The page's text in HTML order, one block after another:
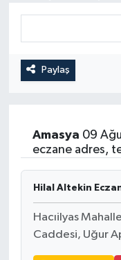
Paylaş
Amasya 09
eczane adres,
Hilal Altekin
Hacıilyas
Caddesi, Uğur
Son Dakika